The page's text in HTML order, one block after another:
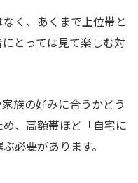
く、あくまで上位帯と
とっては見て楽しむ対
族の好みに合うかどう
、高額帯ほど「自宅に
必要があります。